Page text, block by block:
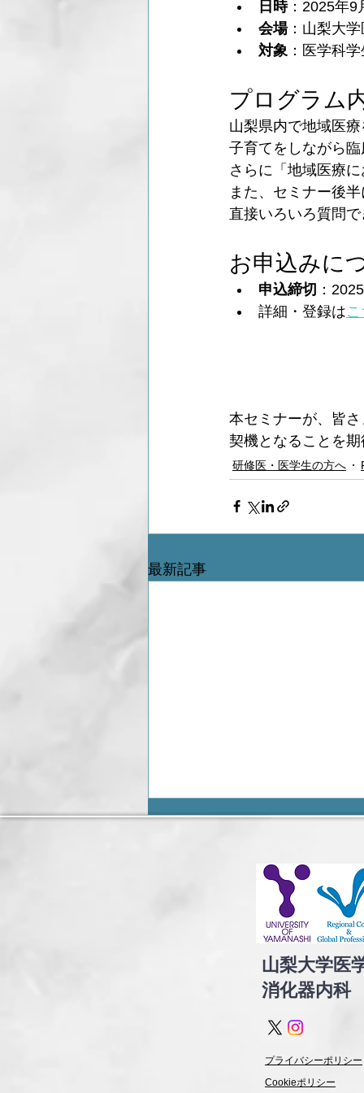
日時：2025年9
会場：山梨大
対象 ：医学科
プログラム
山梨県内で地域医
子育てをしながら
さらに「地域医療
また、セミナー後
直接いろいろ質問
お申込みに
申込締切 ：
詳細・登録は
本セミナーが、皆
契機となることを
研修医・医学生の方へ
最新記事
（Phase II）の成果が論文掲
載されました。
山梨大学大学院総合研究部医学
域 内科学講座消化器内科学教
室 土屋淳紀教授が新潟大学大学
院医歯保健学研究科 消化器内科
学分野在籍時に進めてきた医師主
導治験（Phase II）の成果論文
が、このたび国際誌に掲載されま
of S-005151 (Redasemtide), in
patients with chronic liver dise
山梨大学医
​消化器内科
プライバシーポリシー
Cookieポリシー